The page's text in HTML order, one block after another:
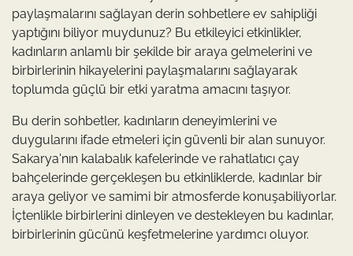
paylaşmalarını sağlayan derin sohbetlere ev sahipliği
yaptığını biliyor muydunuz? Bu etkileyici etkinlikler,
kadınların anlamlı bir şekilde bir araya gelmelerini ve
birbirlerinin hikayelerini paylaşmalarını sağlayarak
toplumda güçlü bir etki yaratma amacını taşıyor.
Bu derin sohbetler, kadınların deneyimlerini ve
duygularını ifade etmeleri için güvenli bir alan sunuyor.
Sakarya'nın kalabalık kafelerinde ve rahatlatıcı çay
bahçelerinde gerçekleşen bu etkinliklerde, kadınlar bir
araya geliyor ve samimi bir atmosferde konuşabiliyorlar.
İçtenlikle birbirlerini dinleyen ve destekleyen bu kadınlar,
birbirlerinin gücünü keşfetmelerine yardımcı oluyor.